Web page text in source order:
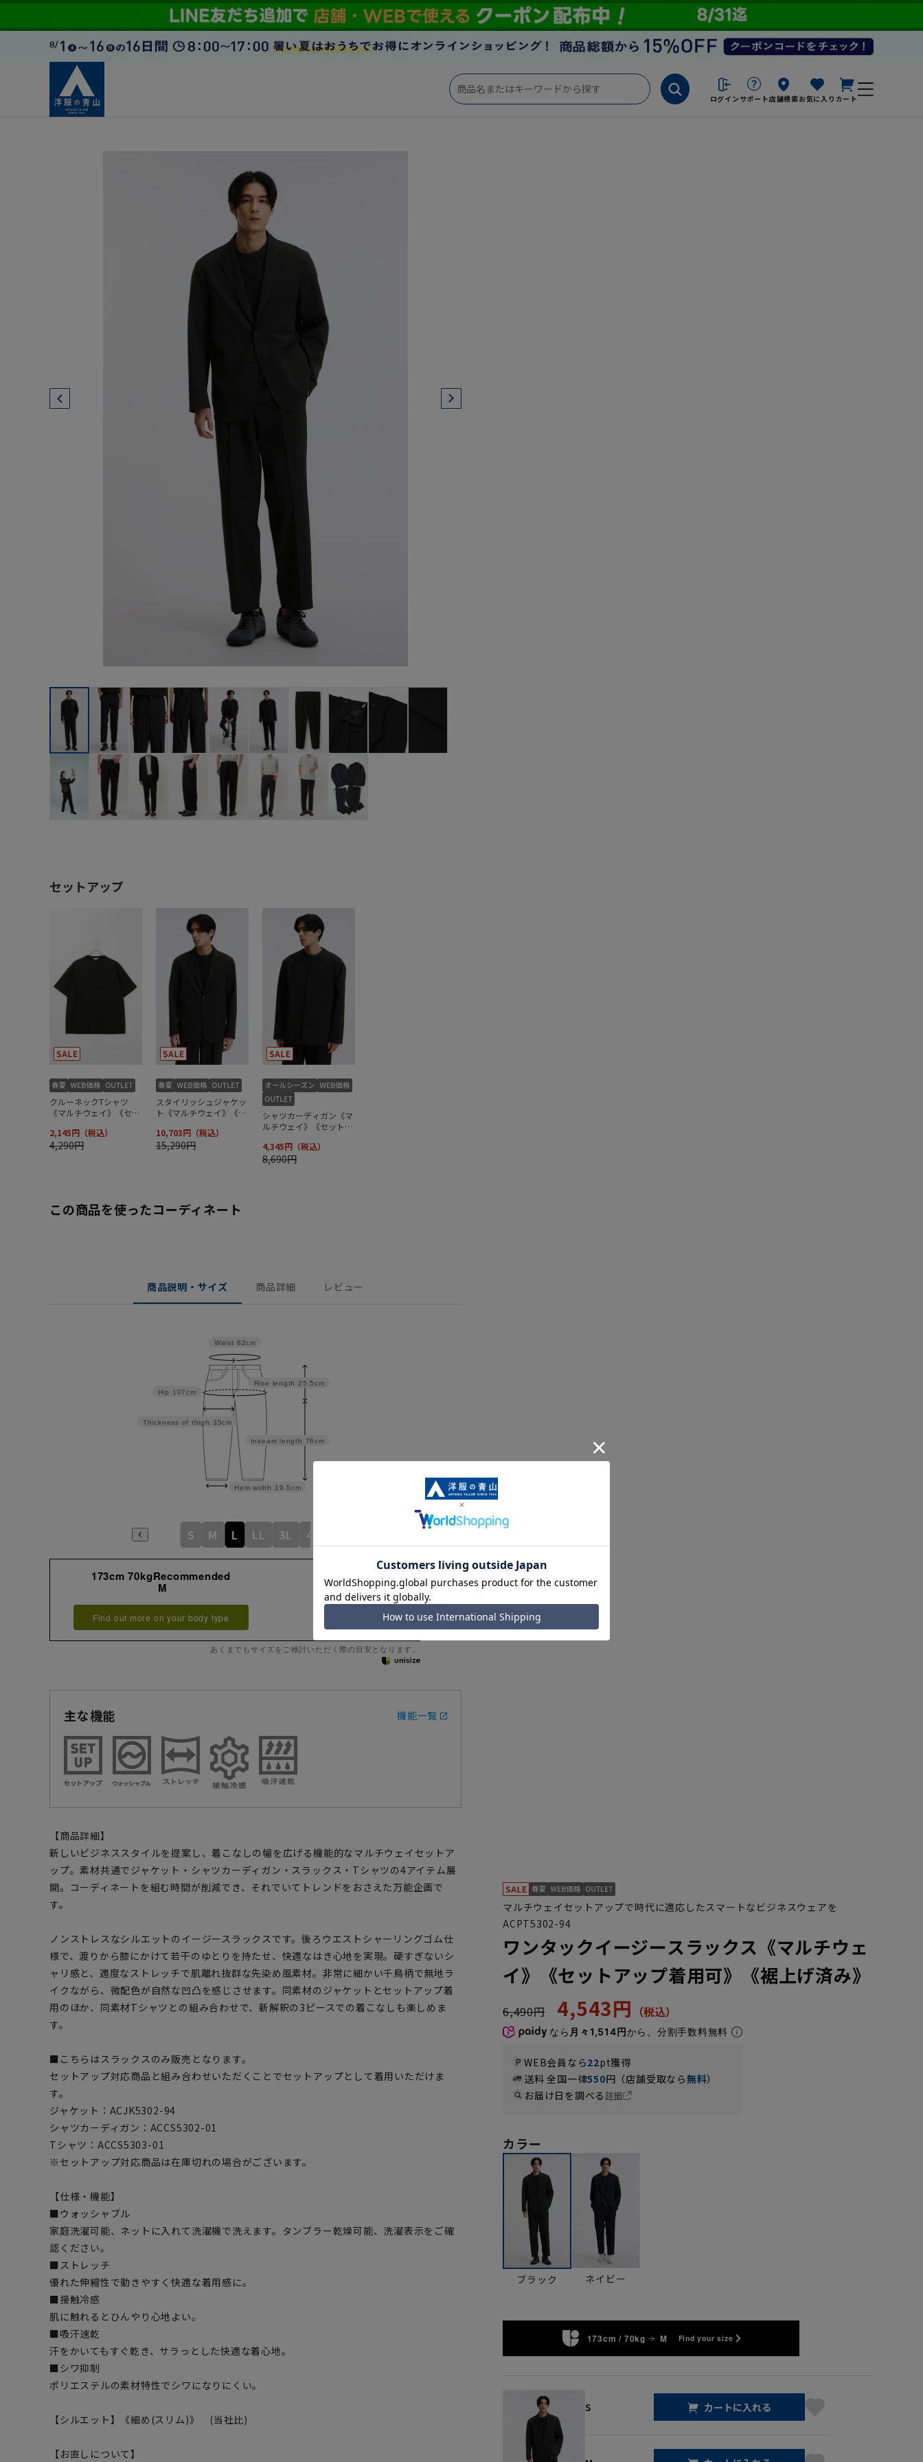
ログイン サポート店舗検索お気に入り カート
この商品を使ったコーディネート
商品説明・サイズ 商品詳細 レビュー
Inseam length 76cm
Rise length 25.5cm
Hem width 19.5cm
Thickness of thigh 35cm
Hip 107cm
Waist 82cm
S M L LL 3L 4L
173cm 70kgRecommended
M
Find out more on your body type
あくまでもサイズをご検討いただく際の目安となります。
主な機能 機能一覧
【商品詳細】
新しいビジネススタイルを提案し、着こなしの幅を広げる機能的なマルチウェイセットア
ップ。素材共通でジャケット・シャツカーディガン・スラックス・Tシャツの4アイテム展
開。コーディネートを組む時間が削減でき、それでいてトレンドをおさえた万能企画で
す。
ノンストレスなシルエットのイージースラックスです。後ろウエストシャーリングゴム仕
様で、渡りから膝にかけて若干のゆとりを持たせ、快適なはき心地を実現。硬すぎないシ
ャリ感と、適度なストレッチで肌離れ抜群な先染め風素材。非常に細かい千鳥柄で無地ラ
イクながら、微配色が自然な凹凸を感じさせます。同素材のジャケットとセットアップ着
用のほか、同素材Tシャツとの組み合わせで、新解釈の3ピースでの着こなしも楽しめま
す。
■こちらはスラックスのみ販売となります。
セットアップ対応商品と組み合わせいただくことでセットアップとして着用いただけま
す。
ジャケット：ACJK5302-94
シャツカーディガン：ACCS5302-01
Tシャツ：ACCS5303-01
※セットアップ対応商品は在庫切れの場合がございます。
【仕様・機能】
■ウォッシャブル
家庭洗濯可能、ネットに入れて洗濯機で洗えます。タンブラー乾燥可能、洗濯表示をご確
認ください。
■ストレッチ
優れた伸縮性で動きやすく快適な着用感に。
■接触冷感
肌に触れるとひんやり心地よい。
■吸汗速乾
汗をかいてもすぐ乾き、サラっとした快適な着心地。
■シワ抑制
ポリエステルの素材特性でシワになりにくい。
【シルエット】《細め(スリム)》 (当社比)
【お直しについて】
マルチウェイセットアップで時代に適応したスマートなビジネスウェアを
ACPT5302-94
ワンタックイージースラックス《マルチウェ
イ》《セットアップ着用可》《裾上げ済み》
6,490円 4,543円
なら 月々1,514円から。分割手数料無料
WEB会員なら22pt獲得
送料 全国一律550円（店舗受取なら無料）
お届け日を調べる詳細
カラー
ブラック ネイビー
173cm / 70kg M Find your size
S カートに入れる